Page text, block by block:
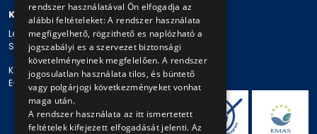
KAPCSOLAT
Levelezési cím: 1980 Budapest, Pf. 11.
Székhely: 1980 Budapest, Akácfa u. 15.
Központi telefonszám: + 36 1 461-65-00
E-mail cím: bkv@bkv.hu
rendszer használatával Ön elfogadja az
alábbi feltételeket: A rendszer használata
megfigyelhető, rögzithető es naplózható a
jogszabályi es a szervezet biztonsági
követelményeinek megfelelően. A rendszer
jogosulatlan használata tilos, és büntető
vagy polgárjogi következményeket vonhat
maga után.
A rendszer használata az itt ismertetett
feltételek kifejezett elfogadását jelenti. Az